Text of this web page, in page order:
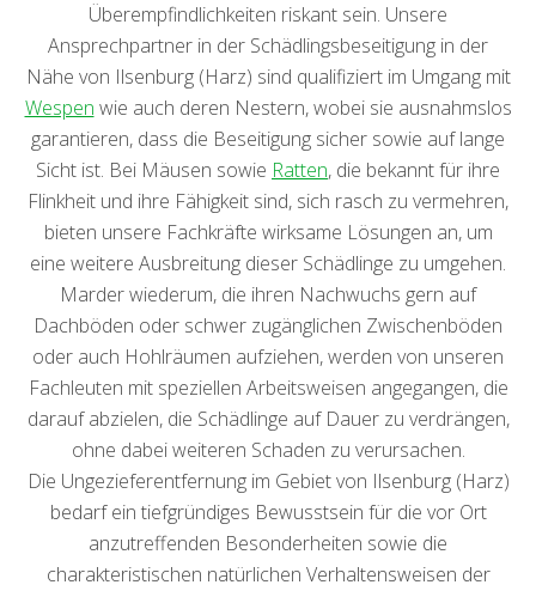
Überempfindlichkeiten riskant sein. Unsere
Ansprechpartner in der Schädlingsbeseitigung in der
Nähe von Ilsenburg (Harz) sind qualifiziert im Umgang mit
Wespen wie auch deren Nestern, wobei sie ausnahmslos
garantieren, dass die Beseitigung sicher sowie auf lange
Sicht ist. Bei Mäusen sowie Ratten, die bekannt für ihre
Flinkheit und ihre Fähigkeit sind, sich rasch zu vermehren,
bieten unsere Fachkräfte wirksame Lösungen an, um
eine weitere Ausbreitung dieser Schädlinge zu umgehen.
Marder wiederum, die ihren Nachwuchs gern auf
Dachböden oder schwer zugänglichen Zwischenböden
oder auch Hohlräumen aufziehen, werden von unseren
Fachleuten mit speziellen Arbeitsweisen angegangen, die
darauf abzielen, die Schädlinge auf Dauer zu verdrängen,
ohne dabei weiteren Schaden zu verursachen.
Die Ungezieferentfernung im Gebiet von Ilsenburg (Harz)
bedarf ein tiefgründiges Bewusstsein für die vor Ort
anzutreffenden Besonderheiten sowie die
charakteristischen natürlichen Verhaltensweisen der